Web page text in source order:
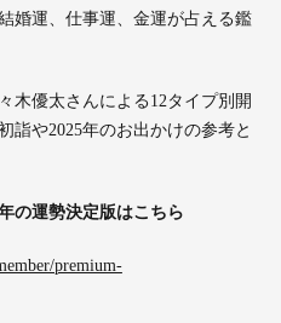
婚運、仕事運、金運が占える鑑
木優太さんによる12タイプ別開
詣や2025年のお出かけの参考と
の運勢決定版はこちら
premium-